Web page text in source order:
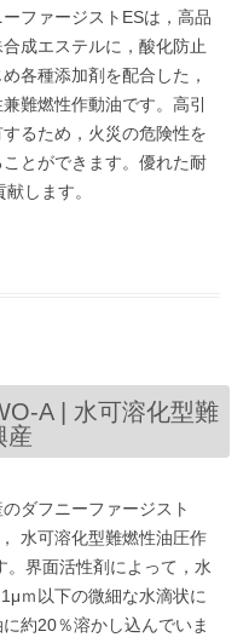
ファージストESは，高品
成エステルに，酸化防止
各種添加剤を配合した，
難燃性作動油です。高引
るため，火災の危険性を
とができます。優れた耐
します。
A | 水可溶化型難
産
ダフニーファージスト
水可溶化型難燃性油圧作
。界面活性剤によって，水
ｍ以下の微細な水滴状に
に約20％溶かし込んでいま